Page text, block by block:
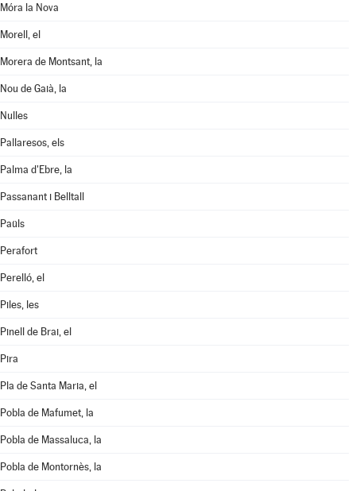
Móra la Nova
Morell, el
Morera de Montsant, la
Nou de Gaià, la
Nulles
Pallaresos, els
Palma d'Ebre, la
Passanant i Belltall
Paüls
Perafort
Perelló, el
Piles, les
Pinell de Brai, el
Pira
Pla de Santa Maria, el
Pobla de Mafumet, la
Pobla de Massaluca, la
Pobla de Montornès, la